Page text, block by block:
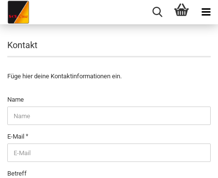
Kontakt
Füge hier deine Kontaktinformationen ein.
KONTAKT
Name
E-Mail
Betreff